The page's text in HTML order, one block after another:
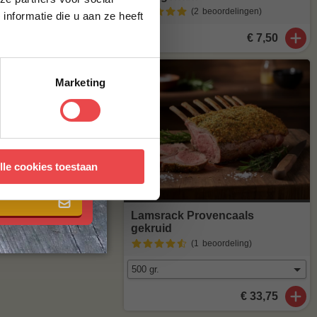
die u aan ze heeft
Marketing
cookies toestaan
van
. Staat
een mailtje
(2 beoordelingen)
€ 7,50
Lamsrack Provencaals
gekruid
(1 beoordeling)
€ 33,75